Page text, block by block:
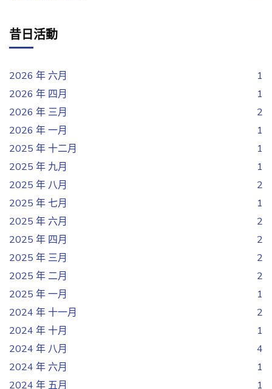
昔日活動
2026 年 六月
1
2026 年 四月
1
2026 年 三月
2
2026 年 一月
1
2025 年 十二月
1
2025 年 九月
1
2025 年 八月
2
2025 年 七月
1
2025 年 六月
2
2025 年 四月
2
2025 年 三月
2
2025 年 二月
2
2025 年 一月
1
2024 年 十一月
2
2024 年 十月
1
2024 年 八月
4
2024 年 六月
1
2024 年 五月
1